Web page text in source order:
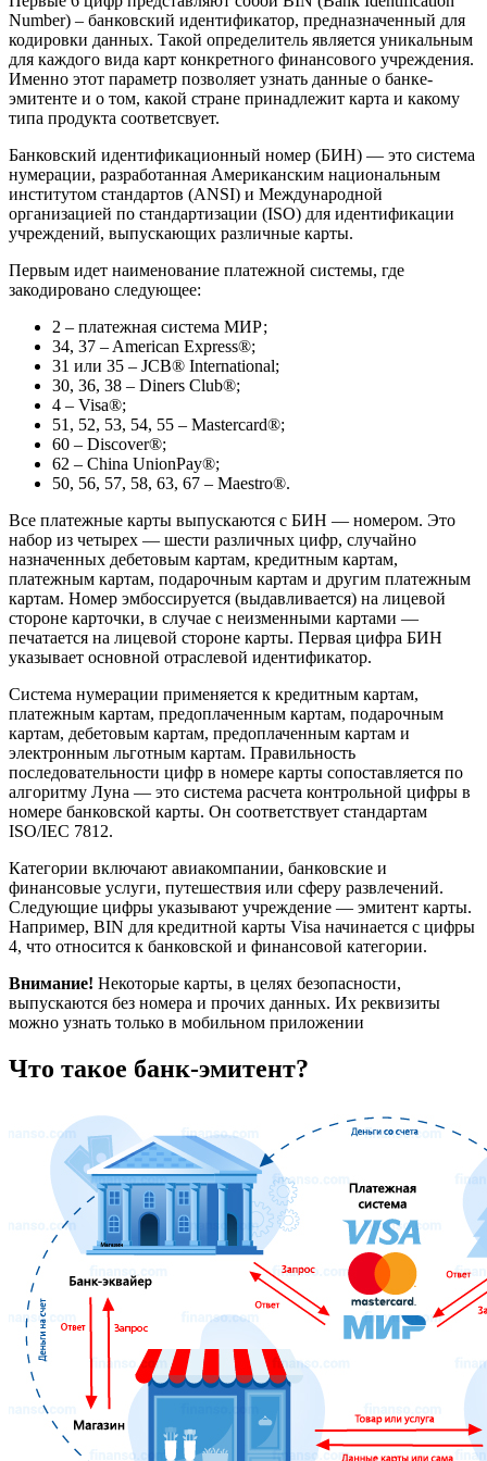
Number) – банковский идентификатор, предназначенный для
кодировки данных. Такой определитель является уникальным
для каждого вида карт конкретного финансового учреждения.
Именно этот параметр позволяет узнать данные о банке-
эмитенте и о том, какой стране принадлежит карта и какому
типа продукта соответсвует.
Банковский идентификационный номер (БИН) — это система
нумерации, разработанная Американским национальным
институтом стандартов (ANSI) и Международной
организацией по стандартизации (ISO) для идентификации
учреждений, выпускающих различные карты.
Первым идет наименование платежной системы, где
закодировано следующее:
2 – платежная система МИР;
34, 37 – American Express®;
31 или 35 – JCB® International;
30, 36, 38 – Diners Club®;
4 – Visa®;
51, 52, 53, 54, 55 – Mastercard®;
60 – Discover®;
62 – China UnionPay®;
50, 56, 57, 58, 63, 67 – Maestro®.
Все платежные карты выпускаются с БИН — номером. Это
набор из четырех — шести различных цифр, случайно
назначенных дебетовым картам, кредитным картам,
платежным картам, подарочным картам и другим платежным
картам. Номер эмбоссируется (выдавливается) на лицевой
стороне карточки, в случае с неизменными картами —
печатается на лицевой стороне карты. Первая цифра БИН
указывает основной отраслевой идентификатор.
Система нумерации применяется к кредитным картам,
платежным картам, предоплаченным картам, подарочным
картам, дебетовым картам, предоплаченным картам и
электронным льготным картам. Правильность
последовательности цифр в номере карты сопоставляется по
алгоритму Луна — это система расчета контрольной цифры в
номере банковской карты. Он соответствует стандартам
ISO/IEC 7812.
Категории включают авиакомпании, банковские и
финансовые услуги, путешествия или сферу развлечений.
Следующие цифры указывают учреждение — эмитент карты.
Например, BIN для кредитной карты Visa начинается с цифры
4, что относится к банковской и финансовой категории.
Внимание! Некоторые карты, в целях безопасности,
выпускаются без номера и прочих данных. Их реквизиты
можно узнать только в мобильном приложении
Что такое банк-эмитент?